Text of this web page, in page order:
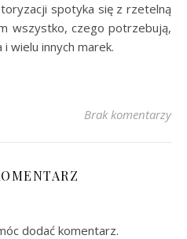
spotyka się z rzetelną
wszystko, czego potrzebują,
i wielu innych marek.
Brak komentarzy
dodać komentarz.